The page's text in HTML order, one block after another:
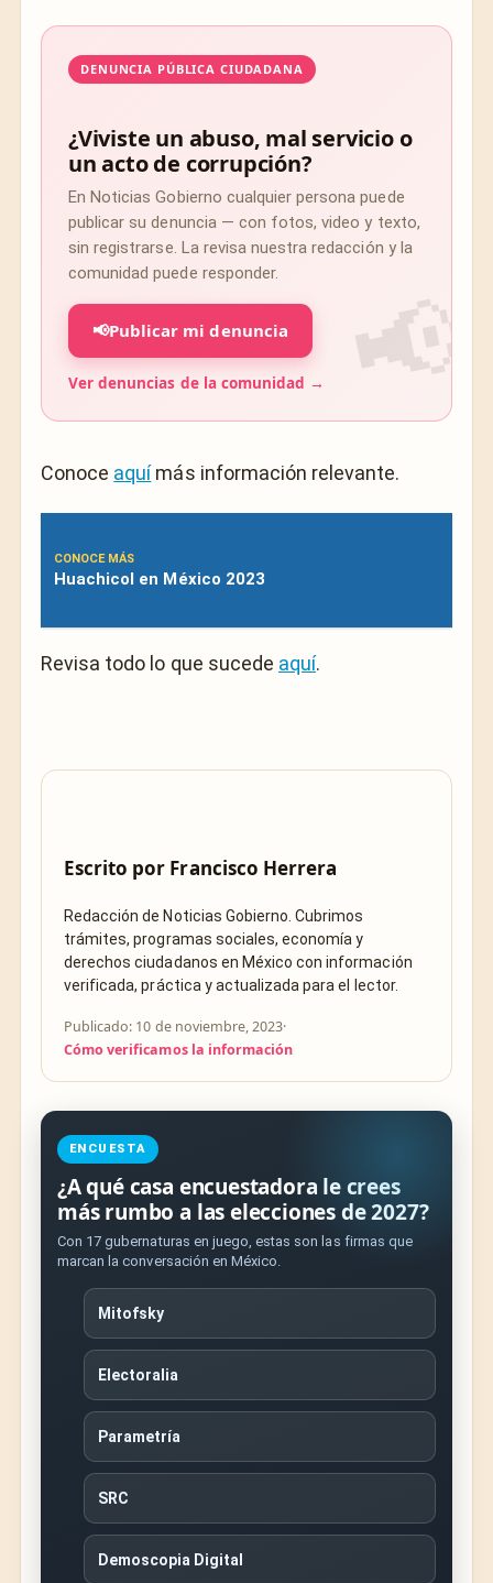
DENUNCIA PÚBLICA CIUDADANA
¿Viviste un abuso, mal servicio o
un acto de corrupción?
En Noticias Gobierno cualquier persona puede
publicar su denuncia — con fotos, video y texto,
sin registrarse. La revisa nuestra redacción y la
comunidad puede responder.
📢Publicar mi denuncia
Ver denuncias de la comunidad →
Conoce aquímás información relevante.
CONOCE MÁS
Huachicol en México 2023
Revisa todo lo que sucede aquí.
Escrito por Francisco Herrera
Redacción de Noticias Gobierno. Cubrimos
trámites, programas sociales, economía y
derechos ciudadanos en México con información
verificada, práctica y actualizada para el lector.
Publicado: 10 de noviembre, 2023·
Cómo verificamos la información
ENCUESTA
¿A qué casa encuestadora le crees
más rumbo a las elecciones de 2027?
Con 17 gubernaturas en juego, estas son las firmas que
marcan la conversación en México.
Mitofsky
Electoralia
Parametría
SRC
Demoscopia Digital